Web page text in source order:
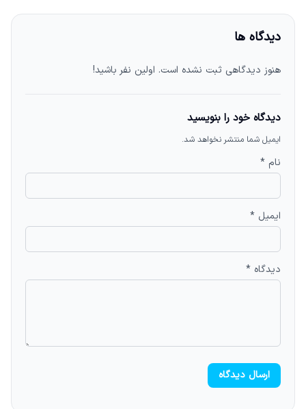
دیدگاه ها
هنوز دیدگاهی ثبت نشده است. اولین نفر باشید!
دیدگاه خود را بنویسید
ایمیل شما منتشر نخواهد شد.
نام *
ایمیل *
دیدگاه *
ارسال دیدگاه